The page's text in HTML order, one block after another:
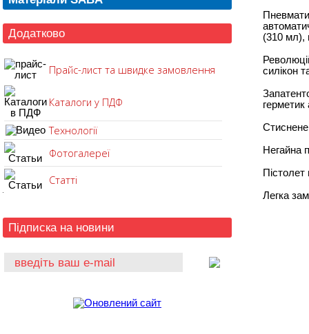
Додатково
Прайс-лист та швидке замовлення
Каталоги у ПДФ
Технології
Фотогалереї
Статті
Підписка на новини
(310 мл),
силікон
герметик
Стиснене
Негайна
Легка